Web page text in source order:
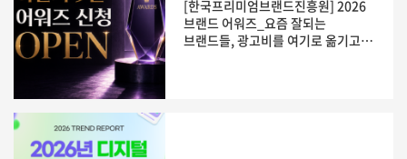
[한국프리미엄브랜드진흥원] 2026
브랜드 어워즈_요즘 잘되는
브랜드들, 광고비를 여기로 옮기고